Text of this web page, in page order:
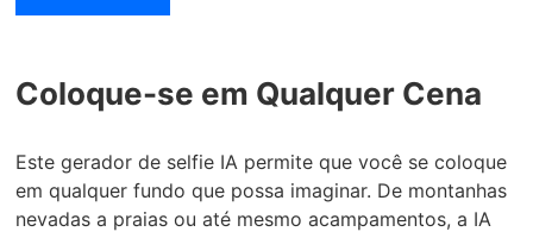
Coloque-se em Qualquer Cena
Este gerador de selfie IA permite que você se coloque
em qualquer fundo que possa imaginar. De montanhas
nevadas a praias ou até mesmo acampamentos, a IA